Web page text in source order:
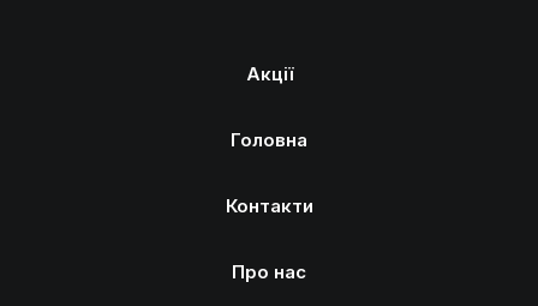
Акції
Головна
Контакти
Про нас